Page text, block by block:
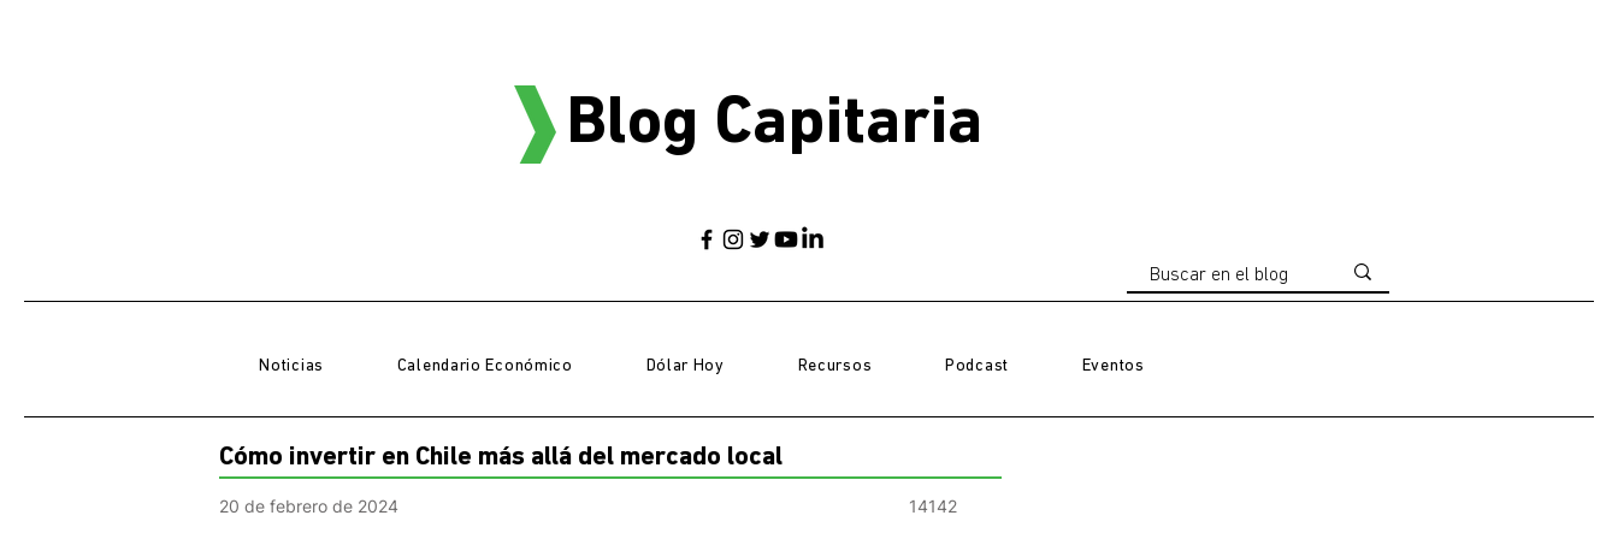
Blog Capitaria
Noticias Calendario Económico Dólar Hoy Recursos Podcast Eventos
Cómo invertir en Chile más allá del mercado local
20 de febrero de 2024 14142